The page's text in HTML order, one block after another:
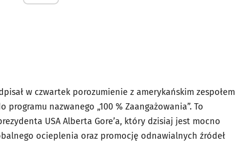
w czwartek porozumienie z amerykańskim zespołem
nazwanego „100 % Zaangażowania”. To
USA Alberta Gore’a, który dzisiaj jest mocno
ocieplenia oraz promocję odnawialnych źródeł